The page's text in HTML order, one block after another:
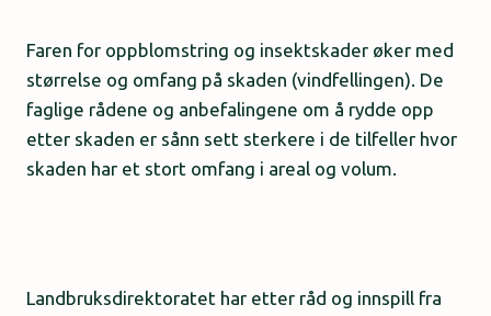
Faren for oppblomstring og insektskader øker med
størrelse og omfang på skaden (vindfellingen). De
faglige rådene og anbefalingene om å rydde opp
etter skaden er sånn sett sterkere i de tilfeller hvor
skaden har et stort omfang i areal og volum.
Landbruksdirektoratet har etter råd og innspill fra